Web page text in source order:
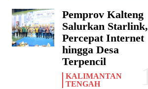
Pemprov Kalteng
Salurkan Starlink,
Percepat Internet
hingga Desa
Terpencil
KALIMANTAN
TENGAH